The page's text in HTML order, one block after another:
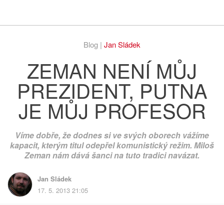
Blog | Jan Sládek
ZEMAN NENÍ MŮJ
PREZIDENT, PUTNA
JE MŮJ PROFESOR
Víme dobře, že dodnes si ve svých oborech vážíme
kapacit, kterým titul odepřel komunistický režim. Miloš
Zeman nám dává šanci na tuto tradici navázat.
Jan Sládek
17. 5. 2013 21:05